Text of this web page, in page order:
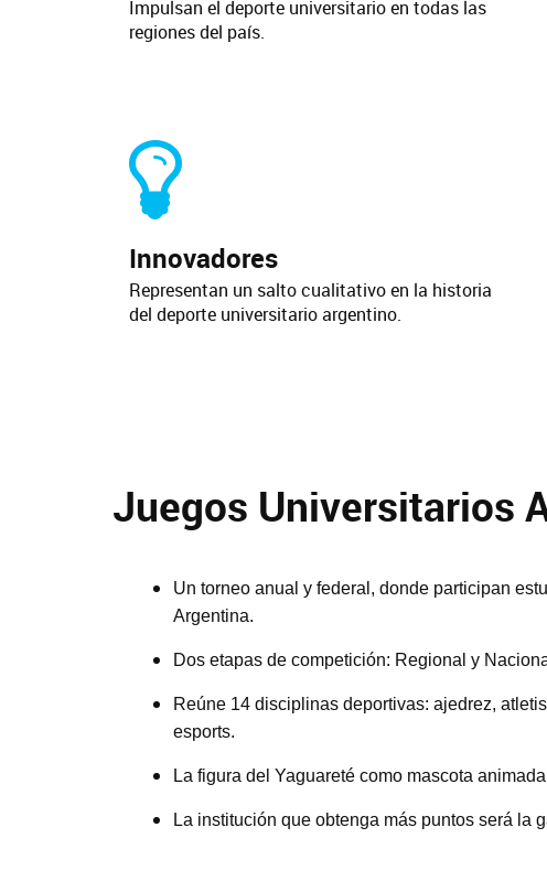
Impulsan el deporte universitario en todas las
regiones del país.
Innovadores
Representan un salto cualitativo en la historia
del deporte universitario argentino.
Juegos Universitarios
Un torneo anual y federal, donde participan
Argentina.
Dos etapas de competición: Regional y
Reúne 14 disciplinas deportivas: ajedrez,
esports.
La figura del Yaguareté como mascota
La institución que obtenga más puntos será la